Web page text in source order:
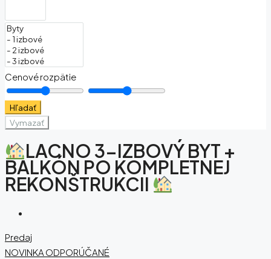
Cenové rozpätie
Hľadať
Vymazať
LACNO 3-IZBOVÝ BYT +
BALKÓN PO KOMPLETNEJ
REKONŠTRUKCII
Predaj
NOVINKA ODPORÚČANÉ